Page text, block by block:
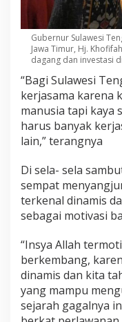
Gubernur Sulawesi
Jawa Timur, Hj.
dagang dan investasi
“Bagi Sulawesi
kerjasama karena
manusia tapi kaya
harus banyak
lain,” terangnya
Di sela- sela
sempat
terkenal dinamis
sebagai motivasi
“Insya Allah
berkembang,
dinamis dan kita
yang mampu
sejarah gagalnya